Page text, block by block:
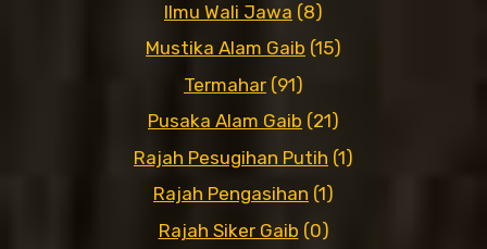
Ilmu Wali Jawa (8)
Mustika Alam Gaib (15)
Termahar (91)
Pusaka Alam Gaib (21)
Rajah Pesugihan Putih (1)
Rajah Pengasihan (1)
Rajah Siker Gaib (0)